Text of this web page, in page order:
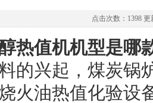
点击次数：1398 更
热值机机型是哪
的兴起，煤炭锅
火油热值化验设